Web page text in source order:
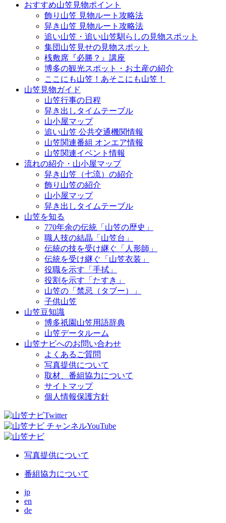
おすすめ山笠見物ポイント
飾り山笠 見物ルート攻略法
舁き山笠 見物ルート攻略法
追い山笠・追い山笠馴らしの見物スポット
集団山笠見せの見物スポット
桟敷席『必勝？』講座
博多の観光スポット・お土産の紹介
ここにも山笠！あそこにも山笠！
山笠見物ガイド
山笠行事の日程
舁き出しタイムテーブル
山小屋マップ
追い山笠 公共交通機関情報
山笠関連番組 オンエア情報
山笠関連イベント情報
流れの紹介・山小屋マップ
舁き山笠（七流）の紹介
飾り山笠の紹介
山小屋マップ
舁き出しタイムテーブル
山笠を知る
770年余の伝統「山笠の歴史」
職人技の結晶「山笠台」
伝統の技を受け継ぐ「人形師」
伝統を受け継ぐ「山笠衣装」
役職を示す「手拭」
役割を示す「たすき」
山笠の「禁忌（タブー）」
子供山笠
山笠豆知識
博多祇園山笠用語辞典
山笠データルーム
山笠ナビへのお問い合わせ
よくあるご質問
写真提供について
取材、番組協力について
サイトマップ
個人情報保護方針
写真提供について
番組協力について
jp
en
de